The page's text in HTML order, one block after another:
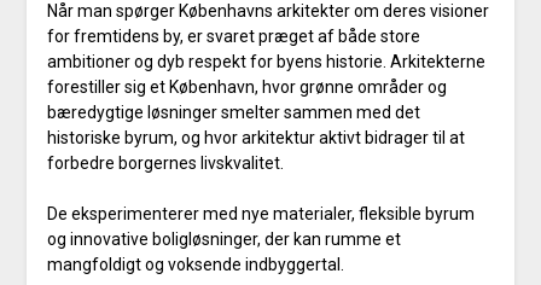
Når man spørger Københavns arkitekter om deres visioner
for fremtidens by, er svaret præget af både store
ambitioner og dyb respekt for byens historie. Arkitekterne
forestiller sig et København, hvor grønne områder og
bæredygtige løsninger smelter sammen med det
historiske byrum, og hvor arkitektur aktivt bidrager til at
forbedre borgernes livskvalitet.
De eksperimenterer med nye materialer, fleksible byrum
og innovative boligløsninger, der kan rumme et
mangfoldigt og voksende indbyggertal.